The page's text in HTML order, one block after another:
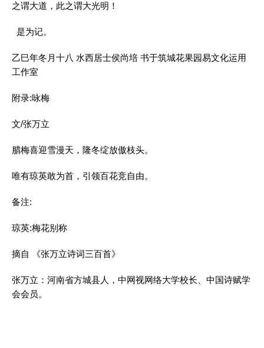
之谓大道，此之谓大光明！
是为记。
乙巳年冬月十八 水西居士侯尚培 书于筑城花果园易文化运用
工作室
附录:咏梅
文/张万立
腊梅喜迎雪漫天，隆冬绽放傲枝头。
唯有琼英敢为首，引领百花竞自由。
备注:
琼英:梅花别称
摘自 《张万立诗词三百首》
张万立：河南省方城县人，中网视网络大学校长、中国诗赋学
会会员。